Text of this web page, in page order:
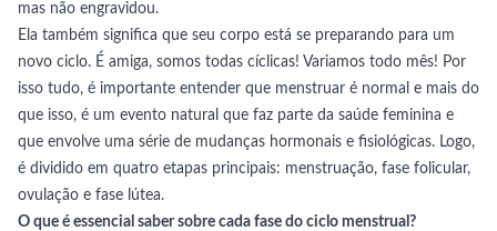
mas não engravidou.
Ela também significa que seu corpo está se preparando para um
novo ciclo. É amiga, somos todas cíclicas! Variamos todo mês! Por
isso tudo, é importante entender que menstruar é normal e mais do
que isso, é um evento natural que faz parte da saúde feminina e
que envolve uma série de mudanças hormonais e fisiológicas. Logo,
é dividido em quatro etapas principais: menstruação, fase folicular,
ovulação e fase lútea.
O que é essencial saber sobre cada fase do ciclo menstrual?